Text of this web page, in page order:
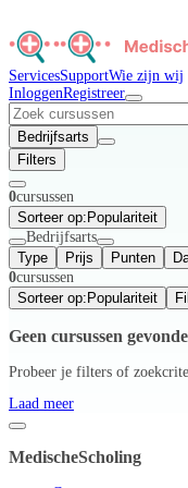
ServicesSupportWie zijn wij
InloggenRegistreer
Bedrijfsarts
Filters
0cursussen
Sorteer op: Populariteit
Bedrijfsarts
Type
Prijs Punten
0cursussen
Sorteer op: Populariteit
Geen cursussen
Probeer je filters of
Laad meer
MedischeScholing